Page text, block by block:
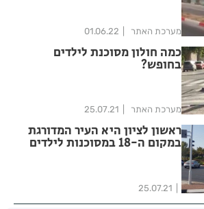
מערכת האתר 01.06.22
כמה חולון מסוכנת לילדים
בחופש?
מערכת האתר 25.07.21
ראשון לציון היא העיר המדורגת
במקום ה-18 במסוכנות לילדים
25.07.21